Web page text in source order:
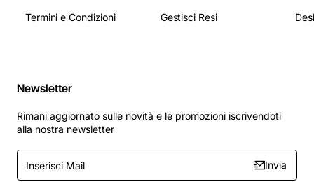
Termini e Condizioni Gestisci Resi
Newsletter
Rimani aggiornato sulle novità e le promozioni iscrivendoti
alla nostra newsletter
Inserisci
Mail
Invia